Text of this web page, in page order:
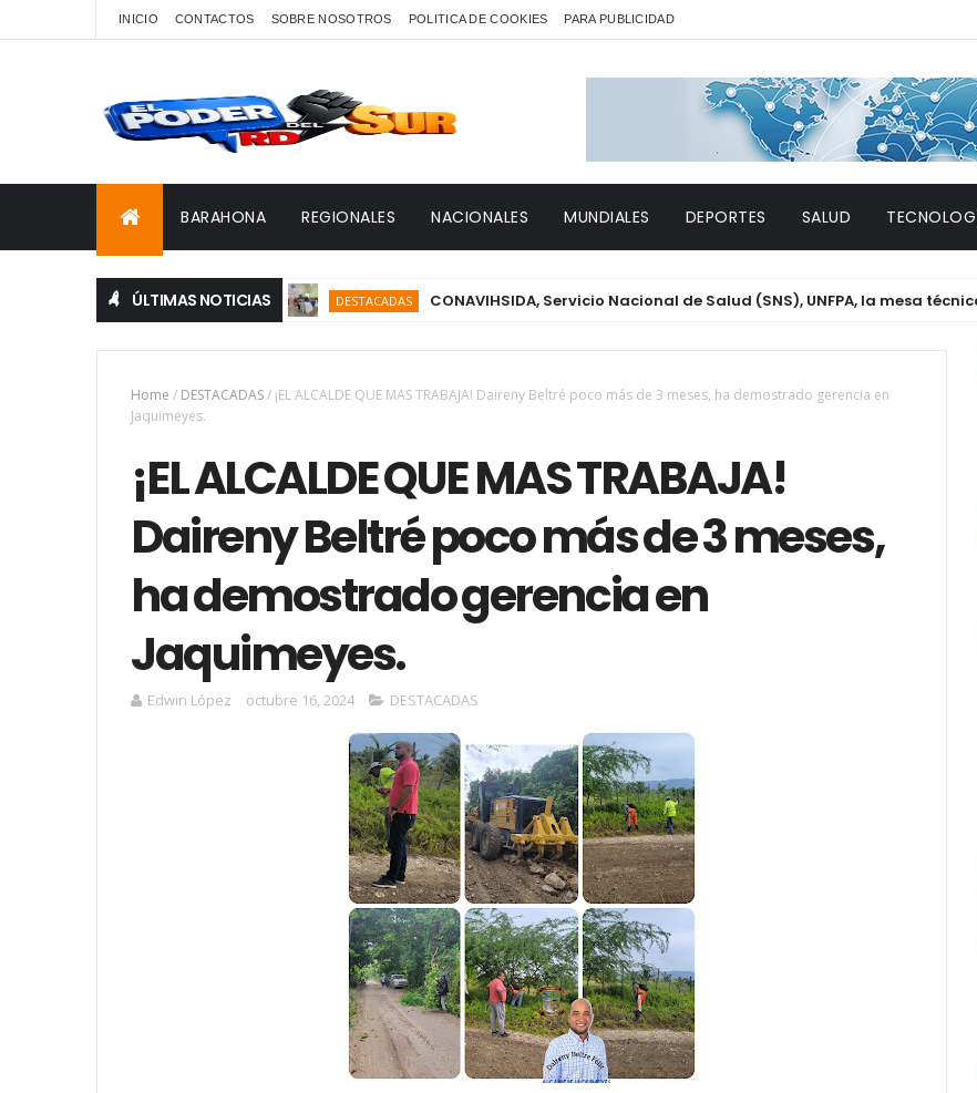
INICIO CONTACTOS SOBRE NOSOTROS POLITICA DE COOKIES PARA PUBLICIDAD
BARAHONA REGIONALES NACIONALES MUNDIALES DEPORTES SALUD
ÚLTIMAS NOTICIAS DESTACADAS CONAVIHSIDA, Servicio Nacional de Salud (SNS), UNFPA, la mesa técnica
Home / DESTACADAS/ ¡EL ALCALDE QUE MAS TRABAJA! Daireny Beltré poco más de 3 meses, ha demostrado gerencia en
Jaquimeyes.
¡EL ALCALDE QUE MAS TRABAJA!
Daireny Beltré poco más de 3 meses,
ha demostrado gerencia en
Jaquimeyes.
Edwin López octubre 16, 2024 DESTACADAS